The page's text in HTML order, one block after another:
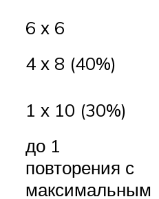
6 х 6
4 х 8 (40%)
1 х 10 (30%)
до 1
повторения с
максимальным